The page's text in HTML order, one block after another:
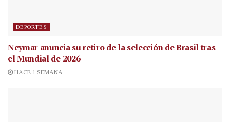
DEPORTES
Neymar anuncia su retiro de la selección de Brasil tras
el Mundial de 2026
HACE 1 SEMANA